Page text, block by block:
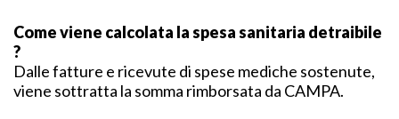
Come viene calcolata la spesa sanitaria detraibile
?
Dalle fatture e ricevute di spese mediche sostenute,
viene sottratta la somma rimborsata da CAMPA.